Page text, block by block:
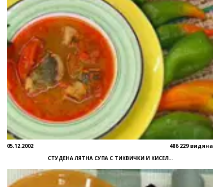
05.12.2002 486 229 видяна
СТУДЕНА ЛЯТНА СУПА С ТИКВИЧКИ И КИСЕЛ...